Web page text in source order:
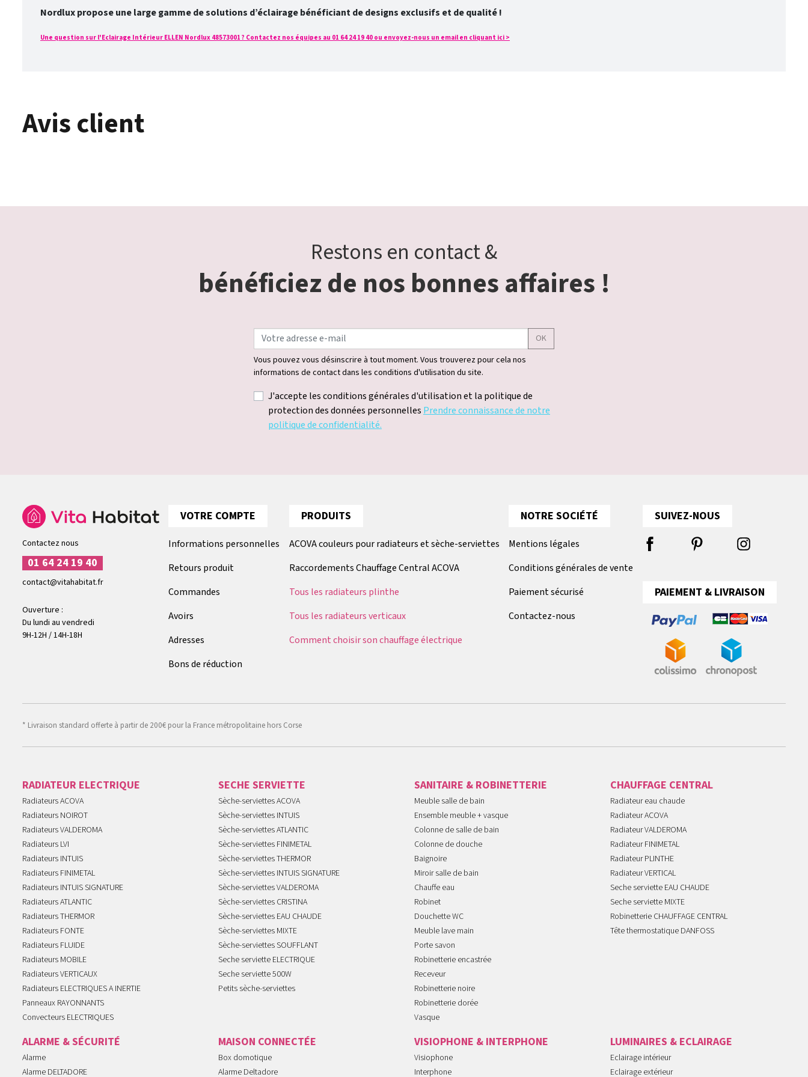
Nordlux propose une large gamme de solutions d’éclairage bénéficiant de designs exclusifs et de qualité !
Une question sur l'Eclairage Intérieur ELLEN Nordlux 48573001 ? Contactez nos équipes au 01 64 24 19 40 ou envoyez-nous un email en cliquant ici >
Avis client
Restons en contact &
bénéficiez de nos bonnes affaires !
OK
Vous pouvez vous désinscrire à tout moment. Vous trouverez pour cela nos
informations de contact dans les conditions d'utilisation du site.
J'accepte les conditions générales d'utilisation et la politique de
protection des données personnelles Prendre connaissance de notre
politique de confidentialité.
Contactez nous
01 64 24 19 40
contact@vitahabitat.fr
Ouverture :
Du lundi au vendredi
9H-12H / 14H-18H
VOTRE COMPTE
Informations personnelles
Retours produit
Commandes
Avoirs
Adresses
Bons de réduction
PRODUITS
ACOVA couleurs pour radiateurs et sèche-serviettes
Raccordements Chauffage Central ACOVA
Tous les radiateurs plinthe
Tous les radiateurs verticaux
Comment choisir son chauffage électrique
NOTRE SOCIÉTÉ
Mentions légales
Conditions générales de vente
Paiement sécurisé
Contactez-nous
SUIVEZ-NOUS
PAIEMENT & LIVRAISON
* Livraison standard offerte à partir de 200€ pour la France métropolitaine hors Corse
RADIATEUR ELECTRIQUE
Radiateurs ACOVA
Radiateurs NOIROT
Radiateurs VALDEROMA
Radiateurs LVI
Radiateurs INTUIS
Radiateurs FINIMETAL
Radiateurs INTUIS SIGNATURE
Radiateurs ATLANTIC
Radiateurs THERMOR
Radiateurs FONTE
Radiateurs FLUIDE
Radiateurs MOBILE
Radiateurs VERTICAUX
Radiateurs ELECTRIQUES A INERTIE
Panneaux RAYONNANTS
Convecteurs ELECTRIQUES
SECHE SERVIETTE
Sèche-serviettes ACOVA
Sèche-serviettes INTUIS
Sèche-serviettes ATLANTIC
Sèche-serviettes FINIMETAL
Sèche-serviettes THERMOR
Sèche-serviettes INTUIS SIGNATURE
Sèche-serviettes VALDEROMA
Sèche-serviettes CRISTINA
Sèche-serviettes EAU CHAUDE
Sèche-serviettes MIXTE
Sèche-serviettes SOUFFLANT
Seche serviette ELECTRIQUE
Seche serviette 500W
Petits sèche-serviettes
SANITAIRE & ROBINETTERIE
Meuble salle de bain
Ensemble meuble + vasque
Colonne de salle de bain
Colonne de douche
Baignoire
Miroir salle de bain
Chauffe eau
Robinet
Douchette WC
Meuble lave main
Porte savon
Robinetterie encastrée
Receveur
Robinetterie noire
Robinetterie dorée
Vasque
CHAUFFAGE CENTRAL
Radiateur eau chaude
Radiateur ACOVA
Radiateur VALDEROMA
Radiateur FINIMETAL
Radiateur PLINTHE
Radiateur VERTICAL
Seche serviette EAU CHAUDE
Seche serviette MIXTE
Robinetterie CHAUFFAGE CENTRAL
Tête thermostatique DANFOSS
ALARME & SÉCURITÉ
Alarme
Alarme DELTADORE
MAISON CONNECTÉE
Box domotique
Alarme Deltadore
VISIOPHONE & INTERPHONE
Visiophone
Interphone
LUMINAIRES & ECLAIRAGE
Eclairage intérieur
Eclairage extérieur